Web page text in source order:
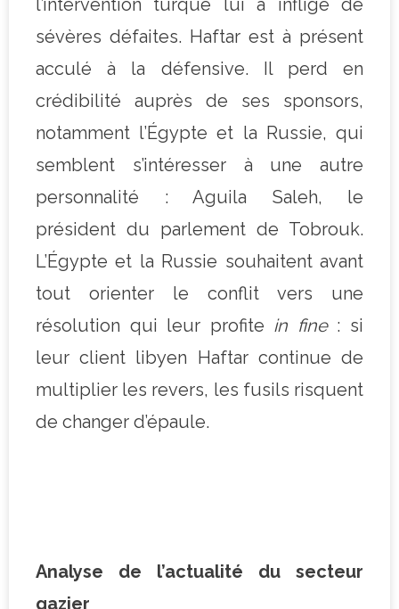
l’intervention turque lui a infligé de
sévères défaites. Haftar est à présent
acculé à la défensive. Il perd en
crédibilité auprès de ses sponsors,
notamment l’Égypte et la Russie, qui
semblent s’intéresser à une autre
personnalité : Aguila Saleh, le
président du parlement de Tobrouk.
L’Égypte et la Russie souhaitent avant
tout orienter le conflit vers une
résolution qui leur profite in fine: si
leur client libyen Haftar continue de
multiplier les revers, les fusils risquent
de changer d’épaule.
Analyse de l’actualité du secteur
gazier